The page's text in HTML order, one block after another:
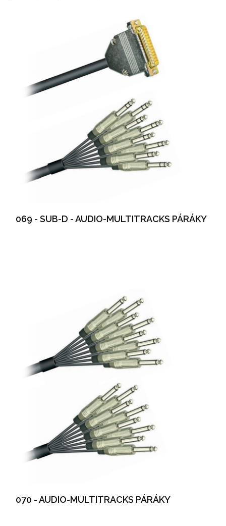
069 - SUB-D - AUDIO-MULTITRACKS PÁRÁKY
070 - AUDIO-MULTITRACKS PÁRÁKY